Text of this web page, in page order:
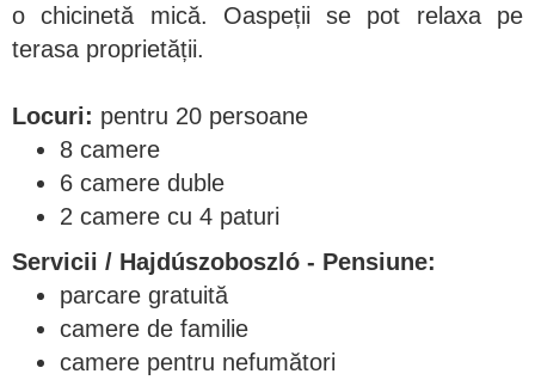
o chicinetă mică. Oaspeții se pot relaxa pe
terasa proprietății.
Locuri: pentru 20 persoane
8 camere
6 camere duble
2 camere cu 4 paturi
Servicii / Hajdúszoboszló - Pensiune:
parcare gratuită
camere de familie
camere pentru nefumători